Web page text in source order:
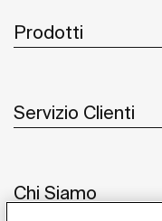
Prodotti
Servizio Clienti
Chi Siamo